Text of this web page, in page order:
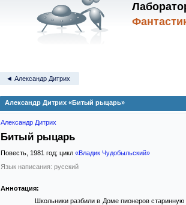
◄ Александр Дитрих
Александр Дитрих «Битый рыцарь»
Александр Дитрих
Битый рыцарь
Повесть, 1981 год; цикл «Владик Чудобыльский»
Язык написания: русский
Аннотация:
Школьники разбили в Доме пионеров